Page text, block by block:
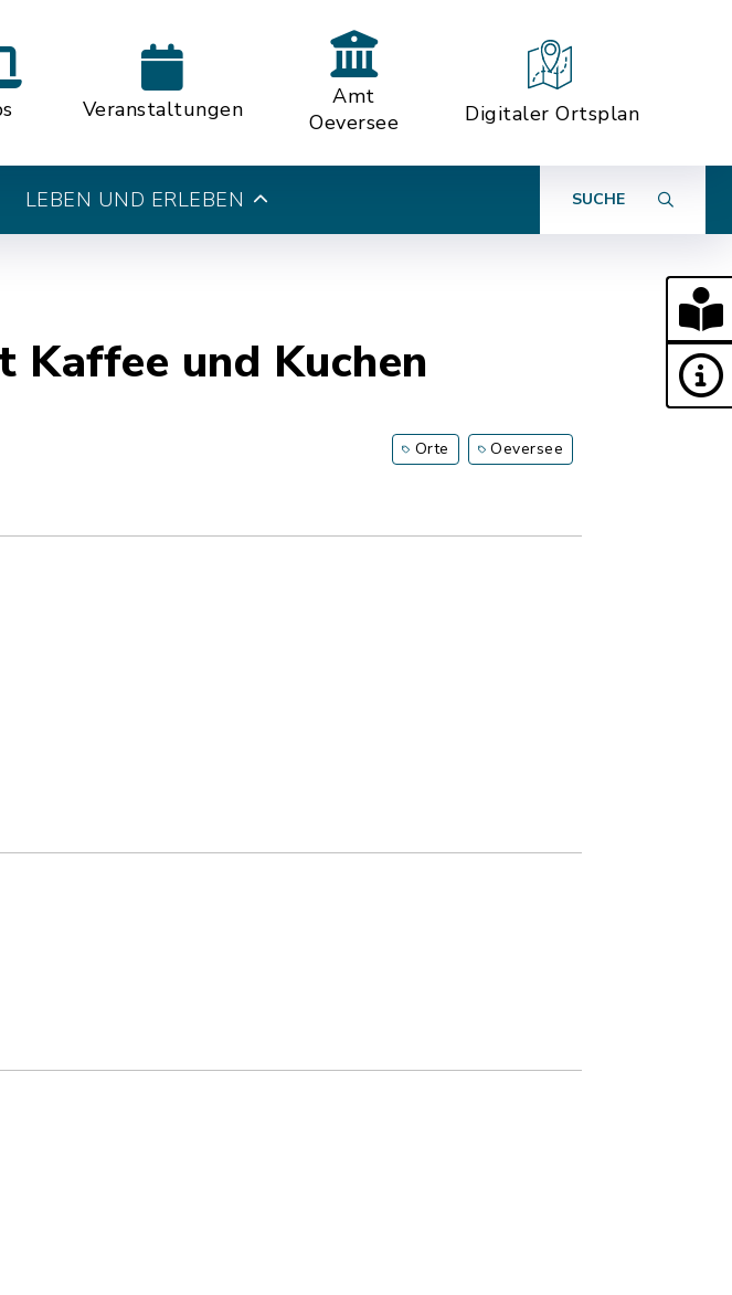
Veranstaltungen
Amt
Oeversee
Digitaler Ortsplan
LEBEN UND ERLEBEN SUCHE
Kaffee und Kuchen
Orte Oeversee